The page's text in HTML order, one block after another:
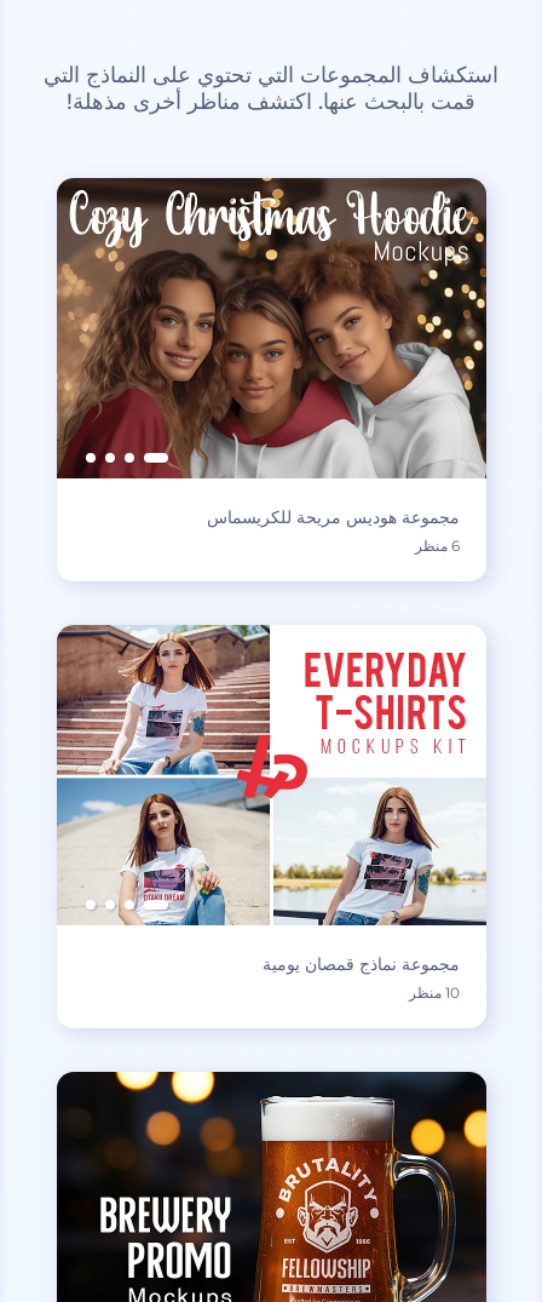
استكشاف المجموعات التي تحتوي على النماذج التي
قمت بالبحث عنها. اكتشف مناظر أخرى مذهلة!
مجموعة هوديس مريحة للكريسماس
6 منظر
مجموعة نماذج قمصان يومية
10 منظر